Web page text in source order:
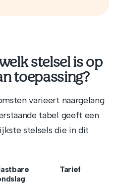
stelsel is op
toepassing?
varieert naargelang
tabel geeft een
stelsels die in dit
Tarief